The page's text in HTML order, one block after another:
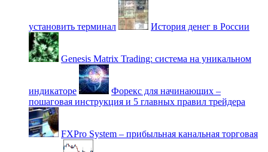
установить терминал История денег в России
Genesis Matrix Trading: система на уникальном
индикаторе
Форекс для начинающих –
пошаговая инструкция и 5 главных правил трейдера
FXPro System – прибыльная канальная торговая